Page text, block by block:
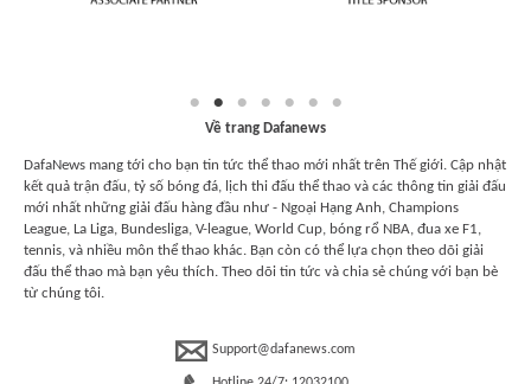
Về trang Dafanews
DafaNews mang tới cho bạn tin tức thể thao mới nhất trên Thế giới. Cập nhật
kết quả trận đấu, tỷ số bóng đá, lịch thi đấu thể thao và các thông tin giải đấu
mới nhất những giải đấu hàng đầu như - Ngoại Hạng Anh, Champions
League, La Liga, Bundesliga, V-league, World Cup, bóng rổ NBA, đua xe F1,
tennis, và nhiều môn thể thao khác. Bạn còn có thể lựa chọn theo dõi giải
đấu thể thao mà bạn yêu thích. Theo dõi tin tức và chia sẻ chúng với bạn bè
từ chúng tôi.
Support@dafanews.com